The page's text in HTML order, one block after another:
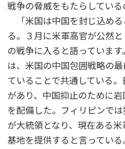
戦争の脅威をもたらしている
「米国は中国を封じ込める
る。３月に米軍高官が公然
の戦争に入ると語っていま
は、米国の中国包囲戦略の
ていることで共通している
があり、中国抑止のために
を配備した。フィリピンで
が大統領となり、現在ある
基地を提供すると言ってい